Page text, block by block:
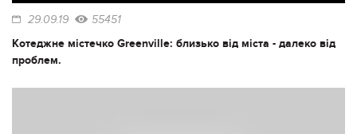
29.09.19 55451
Котеджне містечко Greenville: близько від міста - далеко від
проблем.